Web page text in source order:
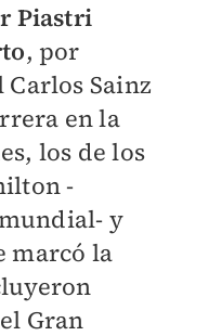
Piastri
, por
Sainz
en la
los de los
-
y
marcó la
Gran